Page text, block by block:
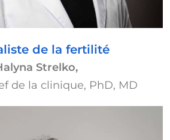
de la fertilité
Strelko,
de la clinique, PhD, MD